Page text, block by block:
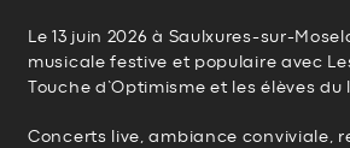
Le 13 juin 2026 à Saulxures-sur-
musicale festive et populaire avec
Touche d’Optimisme et les élèves
Concerts live, ambiance conviviale,